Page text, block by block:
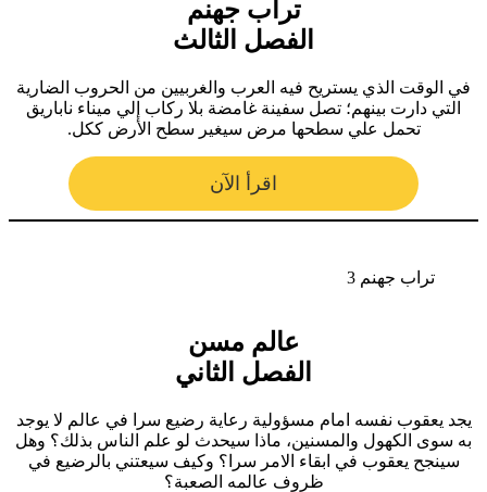
تراب جهنم
الفصل الثالث
في الوقت الذي يستريح فيه العرب والغربيين من الحروب الضارية
التي دارت بينهم؛ تصل سفينة غامضة بلا ركاب إلي ميناء ناباريق
تحمل علي سطحها مرض سيغير سطح الأرض ككل.
اقرأ الآن
تراب جهنم 3
عالم مسن
الفصل الثاني
يجد يعقوب نفسه امام مسؤولية رعاية رضيع سرا في عالم لا يوجد
به سوى الكهول والمسنين، ماذا سيحدث لو علم الناس بذلك؟ وهل
سينجح يعقوب في ابقاء الامر سرا؟ وكيف سيعتني بالرضيع في
ظروف عالمه الصعبة؟